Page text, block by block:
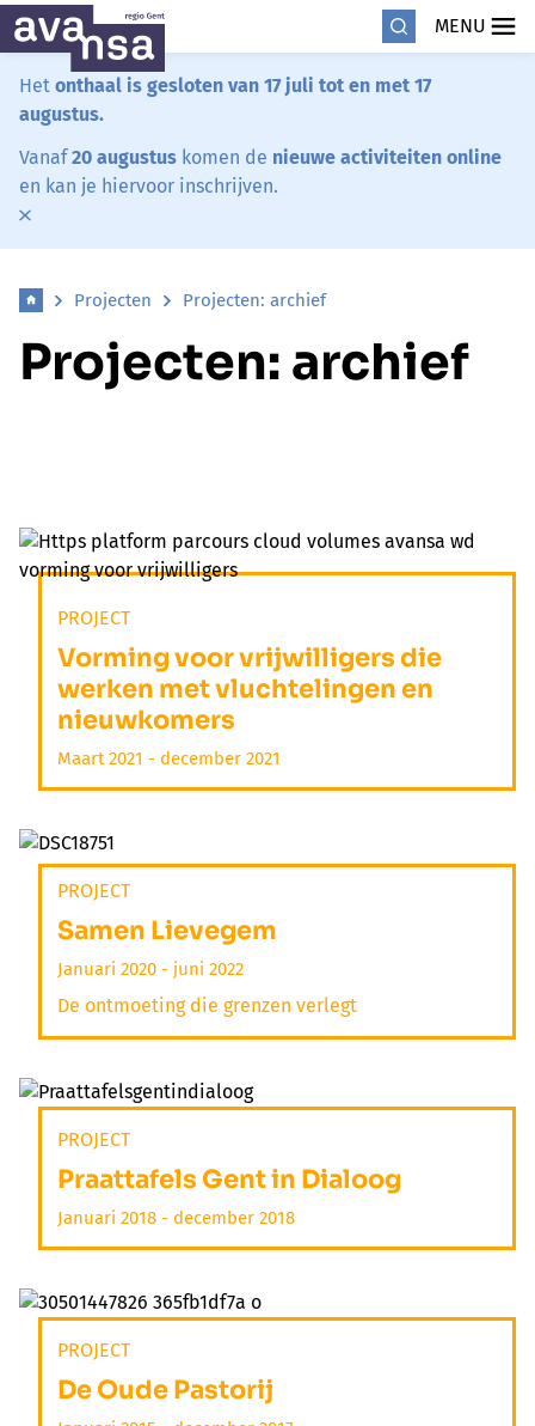
MENU
Het onthaal is gesloten van 17 juli tot en met 17
augustus.
Vanaf20 augustus komen de nieuwe activiteiten online
en kan je hiervoor inschrijven.
Projecten Projecten: archief
Projecten: archief
PROJECT
Vorming voor vrijwilligers die
werken met vluchtelingen en
nieuwkomers
Maart 2021 - december 2021
PROJECT
Samen Lievegem
Januari 2020 - juni 2022
De ontmoeting die grenzen verlegt
PROJECT
Praattafels Gent in Dialoog
Januari 2018 - december 2018
PROJECT
De Oude Pastorij